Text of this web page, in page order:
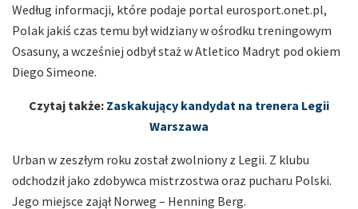
Według informacji, które podaje portal eurosport.onet.pl,
Polak jakiś czas temu był widziany w ośrodku treningowym
Osasuny, a wcześniej odbył staż w Atletico Madryt pod okiem
Diego Simeone.
Czytaj także: Zaskakujący kandydat na trenera Legii
Warszawa
Urban w zeszłym roku został zwolniony z Legii. Z klubu
odchodził jako zdobywca mistrzostwa oraz pucharu Polski.
Jego miejsce zajął Norweg – Henning Berg.